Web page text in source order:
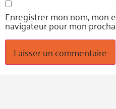
Enregistrer mon nom, mon
navigateur pour mon